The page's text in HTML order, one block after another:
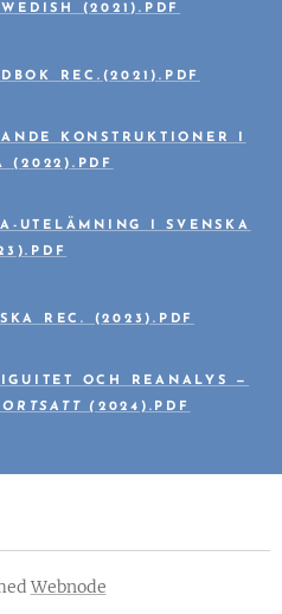
(2021).PDF
REC.(2021).PDF
KONSTRUKTIONER I
(2022).PDF
UTELÄMNING I SVENSKA
REC. (2023).PDF
OCH REANALYS —
( 2024).PDF
Webnode